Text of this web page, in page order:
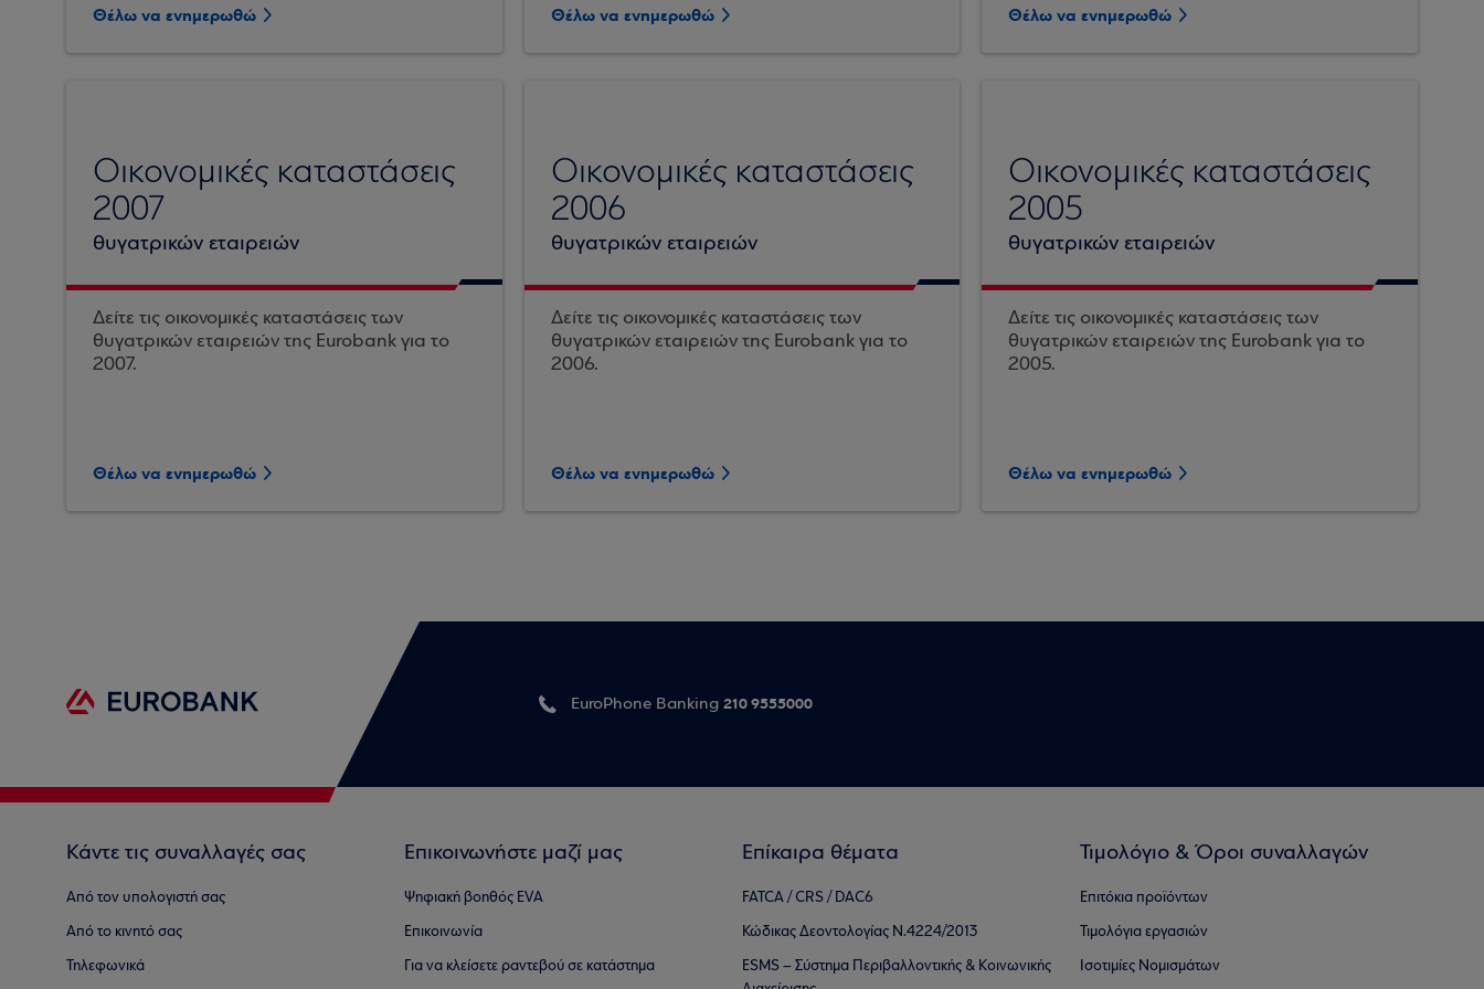
Θέλω να ενημερωθώ Θέλω να ενημερωθώ Θέλω να ενημερωθώ
Οικονομικές καταστάσεις
2007
θυγατρικών εταιρειών
Δείτε τις οικονομικές καταστάσεις των
θυγατρικών εταιρειών της Eurobank για το
2007.
Θέλω να ενημερωθώ
Οικονομικές καταστάσεις
2006
θυγατρικών εταιρειών
Δείτε τις οικονομικές καταστάσεις των
θυγατρικών εταιρειών της Eurobank για το
2006.
Θέλω να ενημερωθώ
Οικονομικές καταστάσεις
2005
θυγατρικών εταιρειών
Δείτε τις οικονομικές καταστάσεις των
θυγατρικών εταιρειών της Eurobank για το
2005.
Θέλω να ενημερωθώ
EuroPhone Banking 210 9555000
Κάντε τις συναλλαγές σας
Από τον υπολογιστή σας
Από το κινητό σας
Τηλεφωνικά
Επικοινωνήστε μαζί μας
Ψηφιακή βοηθός EVA
Επικοινωνία
Για να κλείσετε ραντεβού σε κατάστημα
Επίκαιρα θέματα
FATCA / CRS / DAC6
Κώδικας Δεοντολογίας Ν.4224/2013
ESMS – Σύστημα Περιβαλλοντικής & Κοινωνικής
Τιμολόγιο & Όροι συναλλαγών
Επιτόκια προϊόντων
Τιμολόγια εργασιών
Ισοτιμίες Νομισμάτων